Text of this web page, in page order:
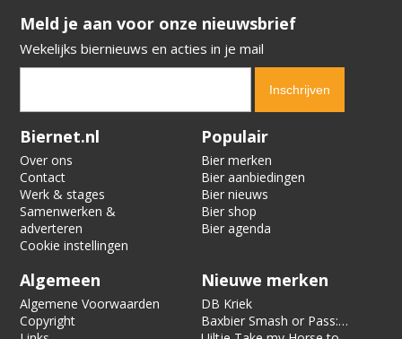
​​​​​​​Meld je aan voor onze nieuwsbrief
Wekelijks biernieuws en acties in je mail
Verification code:
Biernet.nl
Over ons
Contact
Werk & stages
Samenwerken &
adverteren
Cookie instellingen
Populair
Bier merken
Bier aanbiedingen
Bier nieuws
Bier shop
Bier agenda
Algemeen
Algemene Voorwaarden
Copyright
Nieuwe merken
DB Kriek
Baxbier Smash or Pass: